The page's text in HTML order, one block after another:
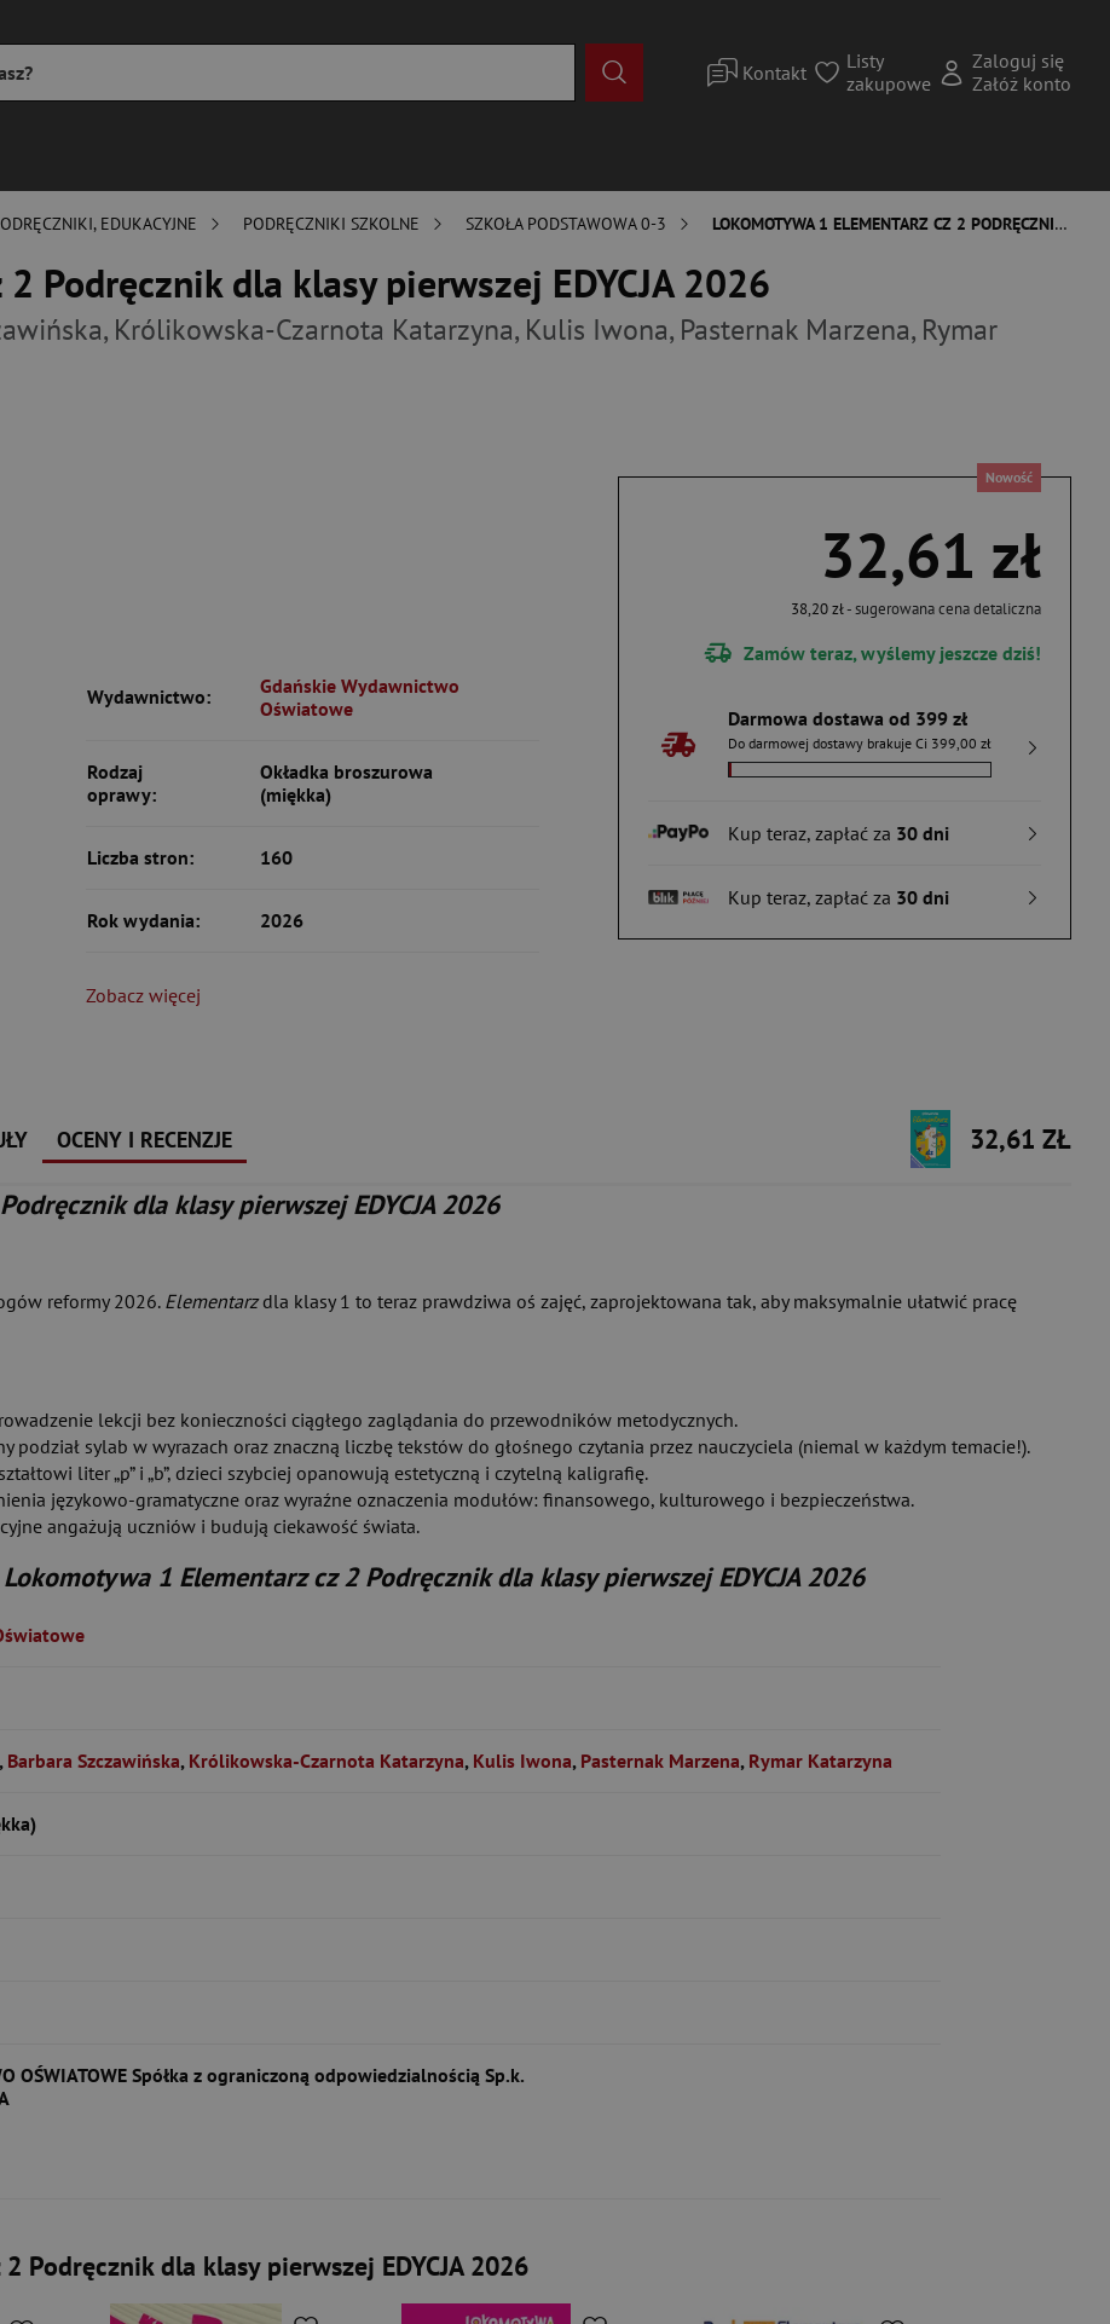
Kontakt
Listy
zakupowe
Zaloguj się
Załóż konto
EDUKACYJNE PODRĘCZNIKI SZKOLNE SZKOŁA PODSTAWOWA 0-3 LOKOMOTYWA 1 ELEMENTARZ CZ 2 PODRĘCZNIK DLA KLASY PIERWSZEJ EDYCJA 2026
Podręcznik dla klasy pierwszej EDYCJA 2026
, Królikowska-Czarnota Katarzyna, Kulis Iwona, Pasternak Marzena, Rymar
Nowość
32,61 zł
38,20 zł- sugerowana cena detaliczna
Zamów teraz, wyślemy jeszcze dziś!
Darmowa dostawa od 399 zł
Do darmowej dostawy brakuje Ci 399,00 zł
Kup teraz, zapłać za 30 dni
Kup teraz, zapłać za 30 dni
Wydawnictwo:
Gdańskie Wydawnictwo
Oświatowe
Rodzaj
oprawy:
Okładka broszurowa
(miękka)
Liczba stron: 160
Rok wydania: 2026
Zobacz więcej
OCENY I RECENZJE
32,61 ZŁ
dla klasy pierwszej EDYCJA 2026
reformy 2026. Elementarzdla klasy 1 to teraz prawdziwa oś zajęć, zaprojektowana tak, aby maksymalnie ułatwić pracę
lekcji bez konieczności ciągłego zaglądania do przewodników metodycznych.
podział sylab w wyrazach oraz znaczną liczbę tekstów do głośnego czytania przez nauczyciela (niemal w każdym temacie!).
liter „p” i „b”, dzieci szybciej opanowują estetyczną i czytelną kaligrafię.
językowo-gramatyczne oraz wyraźne oznaczenia modułów: finansowego, kulturowego i bezpieczeństwa.
angażują uczniów i budują ciekawość świata.
Lokomotywa 1 Elementarz cz 2 Podręcznik dla klasy pierwszej EDYCJA 2026
, Barbara Szczawińska, Królikowska-Czarnota Katarzyna, Kulis Iwona, Pasternak Marzena, Rymar Katarzyna
OŚWIATOWE Spółka z ograniczoną odpowiedzialnością Sp.k.
Podręcznik dla klasy pierwszej EDYCJA 2026